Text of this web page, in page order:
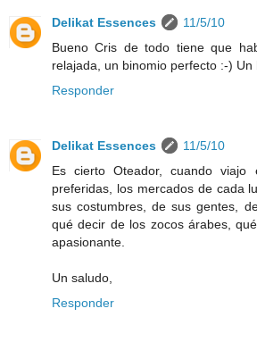
Delikat Essences
11/5/10
Bueno Cris de todo tiene que
relajada, un binomio perfecto :-) Un
Responder
Delikat Essences
11/5/10
Es cierto Oteador, cuando
preferidas, los mercados de cada
sus costumbres, de sus gentes,
qué decir de los zocos árabes,
apasionante.
Un saludo,
Responder